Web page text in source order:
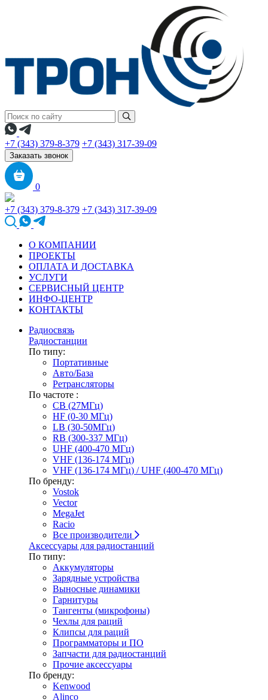
+7 (343) 379-8-379 +7 (343) 317-39-09
Заказать звонок
0
+7 (343) 379-8-379 +7 (343) 317-39-09
О КОМПАНИИ
ПРОЕКТЫ
ОПЛАТА И ДОСТАВКА
УСЛУГИ
СЕРВИСНЫЙ ЦЕНТР
ИНФО-ЦЕНТР
КОНТАКТЫ
Радиосвязь
Радиостанции
По типу:
Портативные
Авто/База
Ретрансляторы
По частоте :
CB (27МГц)
HF (0-30 МГц)
LB (30-50МГц)
RB (300-337 МГц)
UHF (400-470 МГц)
VHF (136-174 МГц)
VHF (136-174 МГц) / UHF (400-470 МГц)
По бренду:
Vostok
Vector
MegaJet
Racio
Все производители
Аксессуары для радиостанций
По типу:
Аккумуляторы
Зарядные устройства
Выносные динамики
Гарнитуры
Тангенты (микрофоны)
Чехлы для раций
Клипсы для раций
Программаторы и ПО
Запчасти для радиостанций
Прочие аксессуары
По бренду:
Kenwood
Alinco